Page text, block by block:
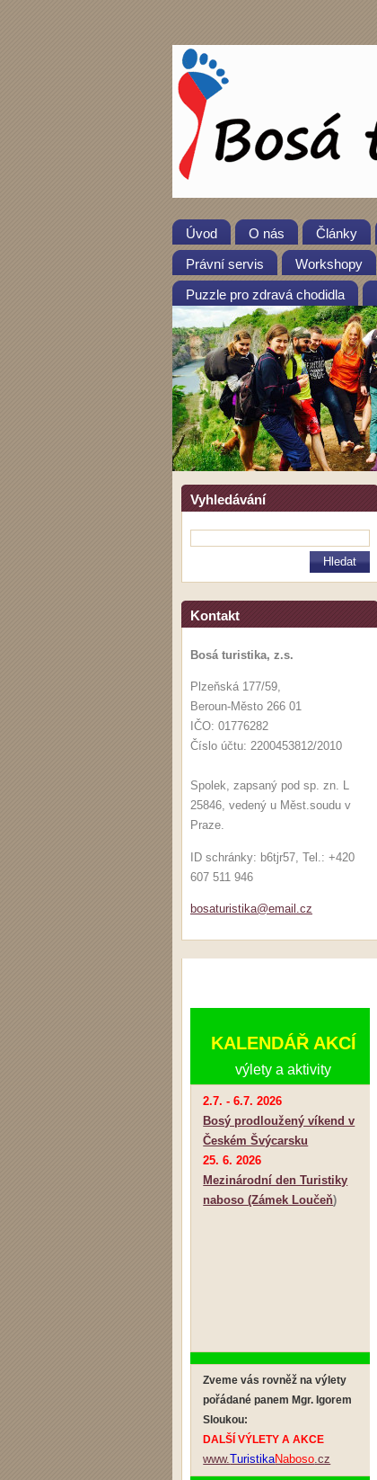
Úvod O nás Články
Právní servis Workshopy
Puzzle pro zdravá chodidla
Vyhledávání
Kontakt
Bosá turistika, z.s.
Plzeňská 177/59,
Beroun-Město 266 01
IČO: 01776282
Číslo účtu: 2200453812/2010
Spolek, zapsaný pod sp. zn. L
25846, vedený u Měst.soudu v
Praze.
ID schránky: b6tjr57, Tel.: +420
607 511 946
bosaturistika@email.cz
KALENDÁŘ AKCÍ
výlety a aktivity
2.7. - 6.7. 2026
Bosý prodloužený víkend v
Českém Švýcarsku
25. 6. 2026
Mezinárodní den Turistiky
naboso (Zámek Loučeň)
Zveme vás rovněž na výlety
pořádané panem Mgr. Igorem
Sloukou:
DALŠÍ VÝLETY A AKCE
www.TuristikaNaboso.cz